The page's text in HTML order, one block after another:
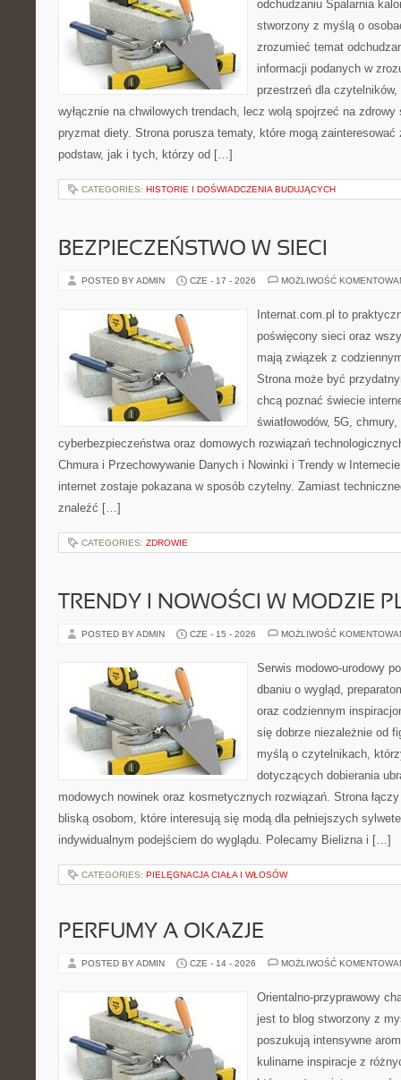
odchudzaniu Spalarnia
stworzony z myślą o
zrozumieć temat
informacji podanych w
przestrzeń dla
wyłącznie na chwilowych trendach, lecz wolą spojrzeć na
pryzmat diety. Strona porusza tematy, które mogą
podstaw, jak i tych, którzy od […]
CATEGORIES: HISTORIE I DOŚWIADCZENIA BUDUJĄCYCH
BEZPIECZEŃSTWO W SIECI
POSTED BY ADMIN CZE - 17 - 2026 MOŻLIWOŚĆ
Internat.com.pl to
poświęcony sieci oraz
mają związek z
Strona może być
chcą poznać świecie
światłowodów, 5G,
cyberbezpieczeństwa oraz domowych rozwiązań
Chmura i Przechowywanie Danych i Nowinki i Trendy w
internet zostaje pokazana w sposób czytelny. Zamiast
znaleźć […]
CATEGORIES: ZDROWIE
TRENDY I NOWOŚCI W MODZIE
POSTED BY ADMIN CZE - 15 - 2026 MOŻLIWOŚĆ
Serwis modowo-urodowy
dbaniu o wygląd,
oraz codziennym
się dobrze niezależnie od
myślą o czytelnikach,
dotyczących dobierania
modowych nowinek oraz kosmetycznych rozwiązań. Strona
bliską osobom, które interesują się modą dla pełniejszych
indywidualnym podejściem do wyglądu. Polecamy Bielizna i […]
CATEGORIES: PIELĘGNACJA CIAŁA I WŁOSÓW
PERFUMY A OKAZJE
POSTED BY ADMIN CZE - 14 - 2026 MOŻLIWOŚĆ
Orientalno-przyprawowy
jest to blog stworzony z
poszukują intensywne
kulinarne inspiracje z